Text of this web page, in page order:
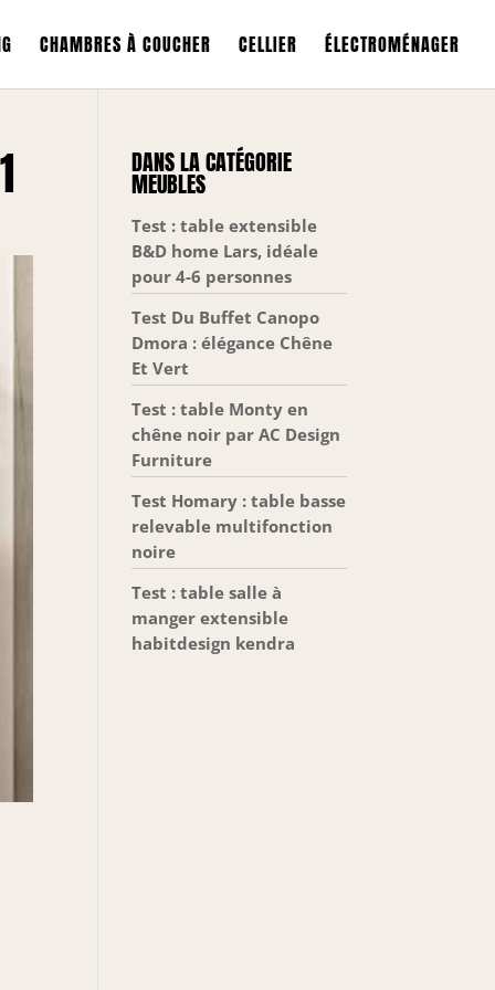
CHAMBRES À COUCHER CELLIER ÉLECTROMÉNAGER
DANS LA CATÉGORIE
MEUBLES
Test : table extensible
B&D home Lars, idéale
pour 4-6 personnes
Test Du Buffet Canopo
Dmora : élégance Chêne
Et Vert
Test : table Monty en
chêne noir par AC Design
Furniture
Test Homary : table basse
relevable multifonction
noire
Test : table salle à
manger extensible
habitdesign kendra